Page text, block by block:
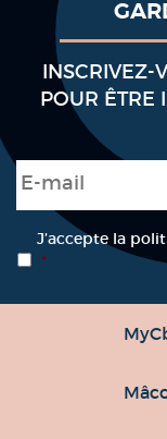
INSCRIVEZ-
POUR ÊTRE
E-mail
RGPD *
J’accepte la
*